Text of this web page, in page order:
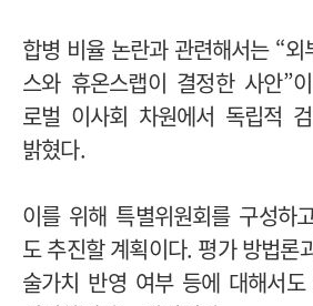
합병 비율 논란과 관련해서는 “
스와 휴온스랩이 결정한 사안”
로벌 이사회 차원에서 독립적
밝혔다.
이를 위해 특별위원회를 구성하
도 추진할 계획이다. 평가 방법론
술가치 반영 여부 등에 대해서